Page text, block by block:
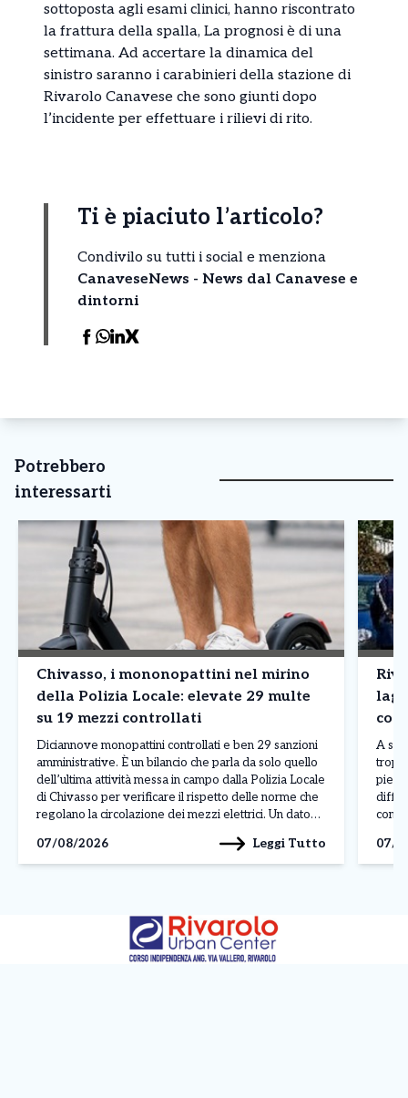
sottoposta agli esami clinici, hanno riscontrato
la frattura della spalla, La prognosi è di una
settimana. Ad accertare la dinamica del
sinistro saranno i carabinieri della stazione di
Rivarolo Canavese che sono giunti dopo
l’incidente per effettuare i rilievi di rito.
Ti è piaciuto l’articolo?
Condivilo su tutti i social e menziona
CanaveseNews - News dal Canavese e
dintorni
Potrebbero
interessarti
Chivasso, i mononopattini nel mirino
della Polizia Locale: elevate 29 multe
su 19 mezzi controllati
Diciannove monopattini controllati e ben 29 sanzioni
amministrative. È un bilancio che parla da solo quello
dell’ultima attività messa in campo dalla Polizia Locale
di Chivasso per verificare il rispetto delle norme che
regolano la circolazione dei mezzi elettrici. Un dato
contestate superano addirittura il numero dei veicoli
fermati: in […]
07/08/2026 Leggi Tutto
A sei
piedi.
07/